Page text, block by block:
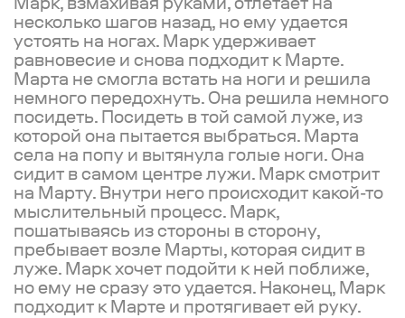
несколько шагов назад, но ему удается
устоять на ногах. Марк удерживает
равновесие и снова подходит к Марте.
Марта не смогла встать на ноги и решила
немного передохнуть. Она решила немного
посидеть. Посидеть в той самой луже, из
которой она пытается выбраться. Марта
села на попу и вытянула голые ноги. Она
сидит в самом центре лужи. Марк смотрит
на Марту. Внутри него происходит какой-то
мыслительный процесс. Марк,
пошатываясь из стороны в сторону,
пребывает возле Марты, которая сидит в
луже. Марк хочет подойти к ней поближе,
но ему не сразу это удается. Наконец, Марк
подходит к Марте и протягивает ей руку.